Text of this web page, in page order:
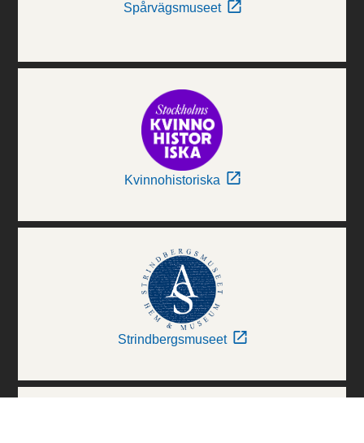
Spårvägsmuseet
Kvinnohistoriska
Strindbergsmuseet